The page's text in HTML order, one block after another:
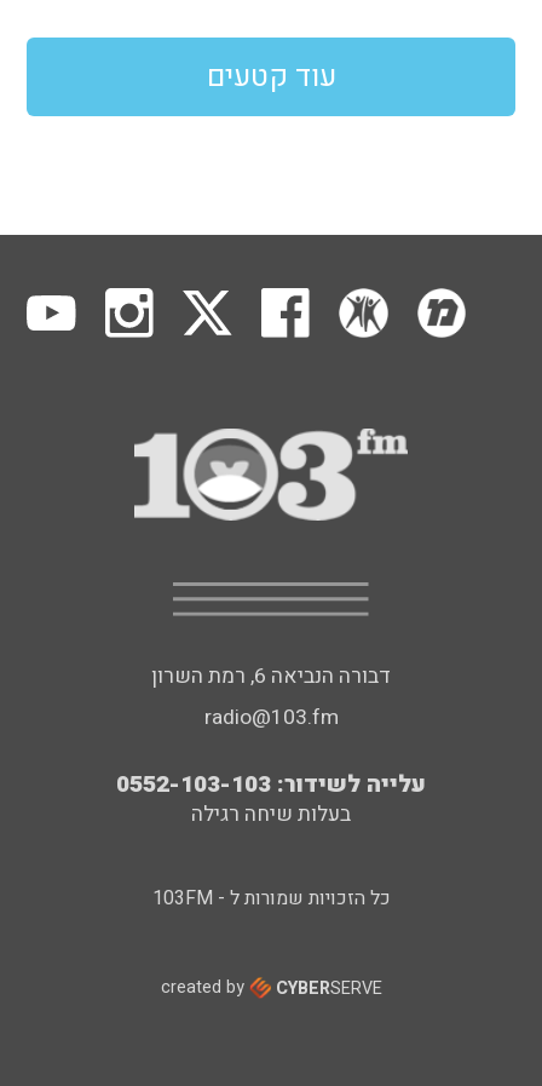
עוד קטעים
דבורה הנביאה 6, רמת השרון
radio@103.fm
עלייה לשידור: 0552-103-103
בעלות שיחה רגילה
כל הזכויות שמורות ל - 103FM
created by CYBERSERVE